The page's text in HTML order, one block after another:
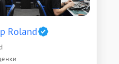
Roland